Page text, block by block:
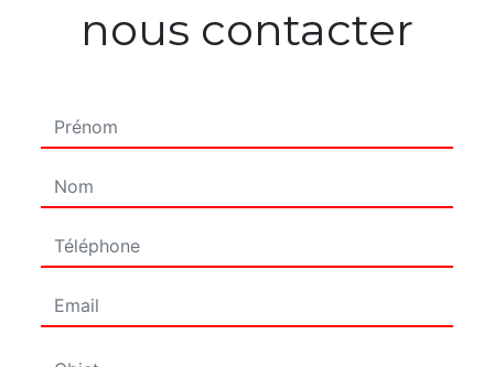
nous contacter